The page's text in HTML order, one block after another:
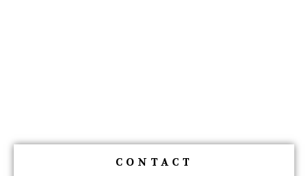
CONTACT